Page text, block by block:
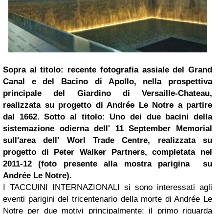
Sopra al titolo: recente fotografia assiale del Grand
Canal e del Bacino di Apollo, nella prospettiva
principale del Giardino di Versaille-Chateau,
realizzata su progetto di Andrée Le Notre a partire
dal 1662. Sotto al titolo: Uno dei due bacini della
sistemazione odierna dell' 11 September Memorial
sull'area dell' Worl Trade Centre, realizzata su
progetto di
Peter Walker Partners, completata nel
2011-12
(foto presente alla mostra parigina su
Andrée Le Notre).
I TACCUINI INTERNAZIONALI si sono interessati agli
eventi parigini del tricentenario della morte di Andrée Le
Notre per due motivi principalmente: il primo riguarda